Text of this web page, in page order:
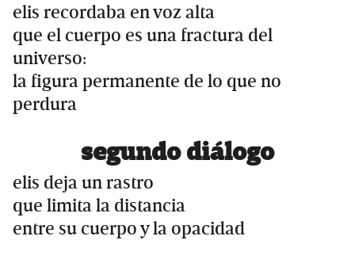
elis recordaba en voz alta
que el cuerpo es una fractura del
universo:
la figura permanente de lo que no
perdura
segundo diálogo
elis deja un rastro
que limita la distancia
entre su cuerpo y la opacidad